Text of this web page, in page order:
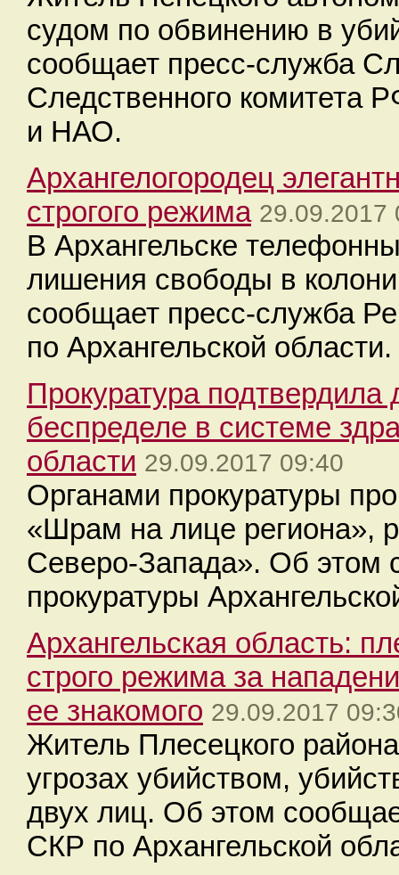
судом по обвинению в
сообщает пресс-служба
Следственного комитета
и НАО.
Архангелогородец
строгого режима 29.09.2017
В Архангельске
лишения свободы в
сообщает пресс-служба
по Архангельской области.
Прокуратура
беспределе в системе
области 29.09.2017 09:40
Органами прокуратуры
«Шрам на лице региона»,
Северо-Запада». Об этом
прокуратуры
​Архангельская область:
строго режима за
ее знакомого 29.09.2017
Житель Плесецкого
угрозах убийством,
двух лиц. Об этом
СКР по Архангельской